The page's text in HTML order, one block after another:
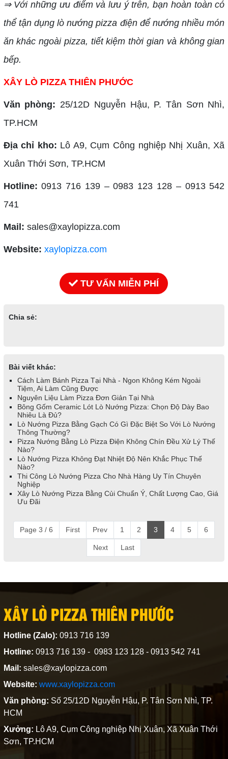
⇒ Với những ưu điểm và lưu ý trên, bạn hoàn toàn có
thể tận dụng lò nướng pizza điện để nướng nhiều món
ăn khác ngoài pizza, tiết kiệm thời gian và không gian
bếp.
XÂY LÒ PIZZA THIÊN PHƯỚC
Văn phòng: 25/12D Nguyễn Hậu, P. Tân Sơn Nhì,
TP.HCM
Địa chỉ kho: Lô A9, Cụm Công nghiệp Nhị Xuân, Xã
Xuân Thới Sơn, TP.HCM
Hotline: 0913 716 139 – 0983 123 128 – 0913 542
741
Mail: sales@xaylopizza.com
Website: xaylopizza.com
TƯ VẤN MIỄN PHÍ
Chia sẻ:
Bài viết khác:
Cách Làm Bánh Pizza Tại Nhà - Ngon Không Kém Ngoài
Tiệm, Ai Làm Cũng Được
Nguyên Liệu Làm Pizza Đơn Giản Tại Nhà
Bông Gốm Ceramic Lót Lò Nướng Pizza: Chọn Độ Dày Bao
Nhiêu Là Đủ?
Lò Nướng Pizza Bằng Gạch Có Gì Đặc Biệt So Với Lò Nướng
Thông Thường?
Pizza Nướng Bằng Lò Pizza Điện Không Chín Đều Xử Lý Thế
Nào?
Lò Nướng Pizza Không Đạt Nhiệt Độ Nên Khắc Phục Thế
Nào?
Thi Công Lò Nướng Pizza Cho Nhà Hàng Uy Tín Chuyên
Nghiệp
Xây Lò Nướng Pizza Bằng Củi Chuẩn Ý, Chất Lượng Cao, Giá
Ưu Đãi
Page 3 / 6 First Prev 1 2 3 4 5 6
Next Last
XÂY LÒ PIZZA THIÊN PHƯỚC
Hotline (Zalo): 0913 716 139
Hotline: 0913 716 139 - 0983 123 128 - 0913 542 741
Mail: sales@xaylopizza.com
Website: www.xaylopizza.com
Văn phòng: Số 25/12D Nguyễn Hậu, P. Tân Sơn Nhì, TP.
HCM
Xưởng: Lô A9, Cụm Công nghiệp Nhị Xuân, Xã Xuân Thới
Sơn, TP.HCM